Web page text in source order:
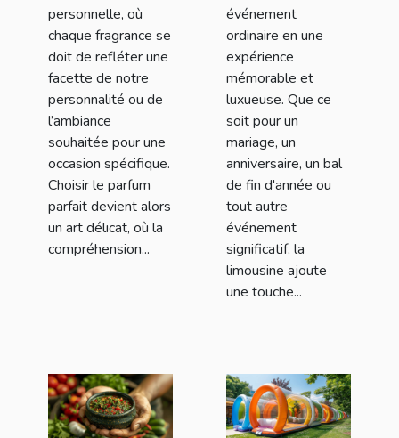
personnelle, où
chaque fragrance se
doit de refléter une
facette de notre
personnalité ou de
l’ambiance
souhaitée pour une
occasion spécifique.
Choisir le parfum
parfait devient alors
un art délicat, où la
compréhension...
événement
ordinaire en une
expérience
mémorable et
luxueuse. Que ce
soit pour un
mariage, un
anniversaire, un bal
de fin d'année ou
tout autre
événement
significatif, la
limousine ajoute
une touche...